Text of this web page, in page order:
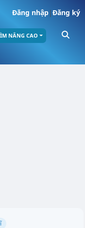
Đăng nhập|Đăng ký
NÂNG CAO